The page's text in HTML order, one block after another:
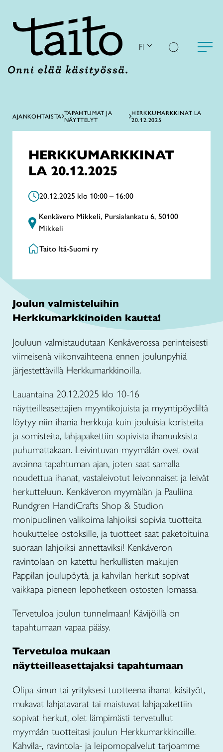
FI
AJANKOHTAISTA TAPAHTUMAT JA
NÄYTTELYT
HERKKUMARKKINAT LA
20.12.2025
HERKKUMARKKINAT
LA 20.12.2025
20.12.2025 klo 10:00 – 16:00
Kenkävero Mikkeli, Pursialankatu 6, 50100
Mikkeli
Taito Itä-Suomi ry
Joulun valmisteluihin
Herkkumarkkinoiden kautta!
Jouluun valmistaudutaan Kenkäverossa perinteisesti
viimeisenä viikonvaihteena ennen joulunpyhiä
järjestettävillä Herkkumarkkinoilla.
Lauantaina 20.12.2025 klo 10-16
näytteilleasettajien myyntikojuista ja myyntipöydiltä
löytyy niin ihania herkkuja kuin jouluisia koristeita
ja somisteita, lahjapakettiin sopivista ihanuuksista
puhumattakaan. Leivintuvan myymälän ovet ovat
avoinna tapahtuman ajan, joten saat samalla
noudettua ihanat, vastaleivotut leivonnaiset ja leivät
herkutteluun. Kenkäveron myymälän ja Pauliina
Rundgren HandiCrafts Shop & Studion
monipuolinen valikoima lahjoiksi sopivia tuotteita
houkuttelee ostoksille, ja tuotteet saat paketoituina
suoraan lahjoiksi annettaviksi! Kenkäveron
ravintolaan on katettu herkullisten makujen
Pappilan joulupöytä, ja kahvilan herkut sopivat
vaikkapa pieneen lepohetkeen ostosten lomassa.
Tervetuloa joulun tunnelmaan! Kävijöillä on
tapahtumaan vapaa pääsy.
Tervetuloa mukaan
näytteilleasettajaksi tapahtumaan
Olipa sinun tai yrityksesi tuotteena ihanat käsityöt,
mukavat lahjatavarat tai maistuvat lahjapakettiin
sopivat herkut, olet lämpimästi tervetullut
myymään tuotteitasi joulun Herkkumarkkinoille.
Kahvila-, ravintola- ja leipomopalvelut tarjoamme